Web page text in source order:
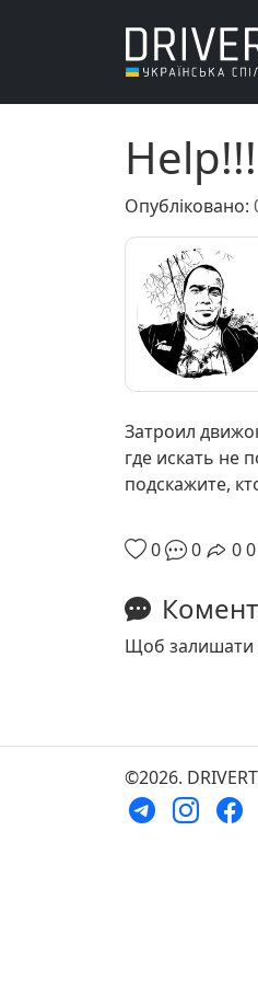
Help!!!
Опубліковано:
Затроил
где искать не
подскажите,
0 0 00
Щоб залишати
©2026.